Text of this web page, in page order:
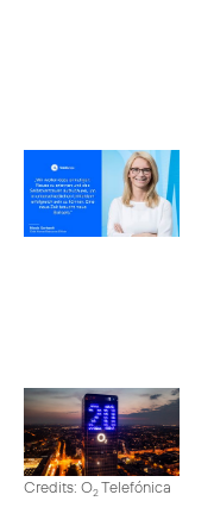
Credits: O2Telefónica